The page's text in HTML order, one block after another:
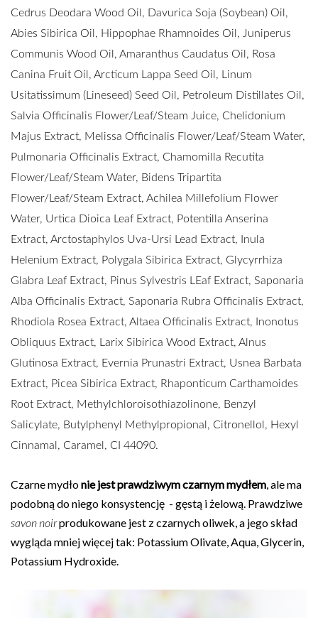
Cedrus Deodara Wood Oil, Davurica Soja (Soybean) Oil,
Abies Sibirica Oil, Hippophae Rhamnoides Oil, Juniperus
Communis Wood Oil, Amaranthus Caudatus Oil, Rosa
Canina Fruit Oil, Arcticum Lappa Seed Oil, Linum
Usitatissimum (Lineseed) Seed Oil, Petroleum Distillates Oil,
Salvia Officinalis Flower/Leaf/Steam Juice, Chelidonium
Majus Extract, Melissa Officinalis Flower/Leaf/Steam Water,
Pulmonaria Officinalis Extract, Chamomilla Recutita
Flower/Leaf/Steam Water, Bidens Tripartita
Flower/Leaf/Steam Extract, Achilea Millefolium Flower
Water, Urtica Dioica Leaf Extract, Potentilla Anserina
Extract, Arctostaphylos Uva-Ursi Lead Extract, Inula
Helenium Extract, Polygala Sibirica Extract, Glycyrrhiza
Glabra Leaf Extract, Pinus Sylvestris LEaf Extract, Saponaria
Alba Officinalis Extract, Saponaria Rubra Officinalis Extract,
Rhodiola Rosea Extract, Altaea Officinalis Extract, Inonotus
Obliquus Extract, Larix Sibirica Wood Extract, Alnus
Glutinosa Extract, Evernia Prunastri Extract, Usnea Barbata
Extract, Picea Sibirica Extract, Rhaponticum Carthamoides
Root Extract, Methylchloroisothiazolinone, Benzyl
Salicylate, Butylphenyl Methylpropional, Citronellol, Hexyl
Cinnamal, Caramel, CI 44090.
Czarne mydłonie jest prawdziwym czarnym mydłem, ale ma
podobną do niego konsystencję - gęstą i żelową. Prawdziwe
savon noirprodukowane jest z czarnych oliwek, a jego skład
wygląda mniej więcej tak: Potassium Olivate, Aqua, Glycerin,
Potassium Hydroxide.